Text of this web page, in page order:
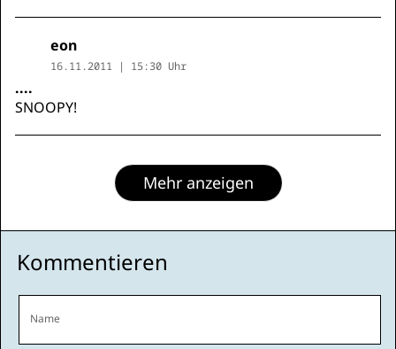
eon
16.11.2011 | 15:30 Uhr
....
SNOOPY!
Mehr anzeigen
Kommentieren
Name